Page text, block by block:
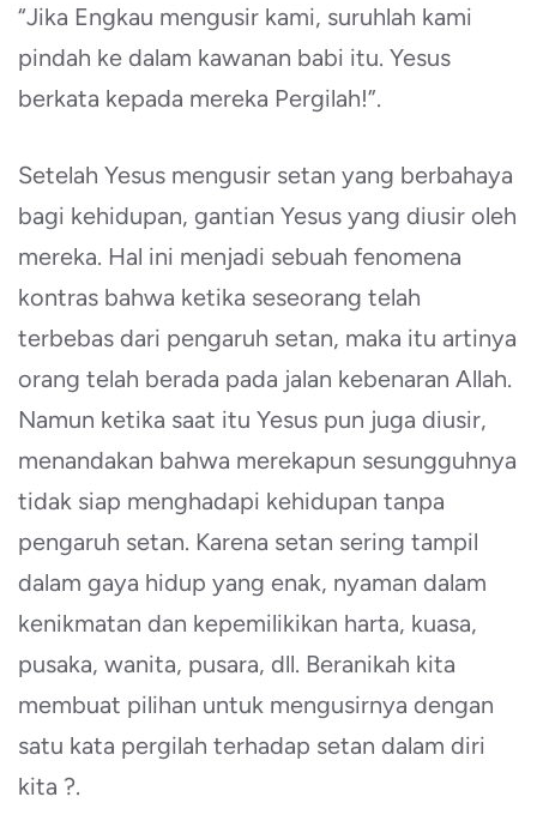
“Jika Engkau mengusir kami, suruhlah kami
pindah ke dalam kawanan babi itu. Yesus
berkata kepada mereka Pergilah!”.
Setelah Yesus mengusir setan yang berbahaya
bagi kehidupan, gantian Yesus yang diusir oleh
mereka. Hal ini menjadi sebuah fenomena
kontras bahwa ketika seseorang telah
terbebas dari pengaruh setan, maka itu artinya
orang telah berada pada jalan kebenaran Allah.
Namun ketika saat itu Yesus pun juga diusir,
menandakan bahwa merekapun sesungguhnya
tidak siap menghadapi kehidupan tanpa
pengaruh setan. Karena setan sering tampil
dalam gaya hidup yang enak, nyaman dalam
kenikmatan dan kepemilikikan harta, kuasa,
pusaka, wanita, pusara, dll. Beranikah kita
membuat pilihan untuk mengusirnya dengan
satu kata pergilah terhadap setan dalam diri
kita ?.